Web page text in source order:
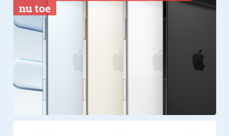
nu toe